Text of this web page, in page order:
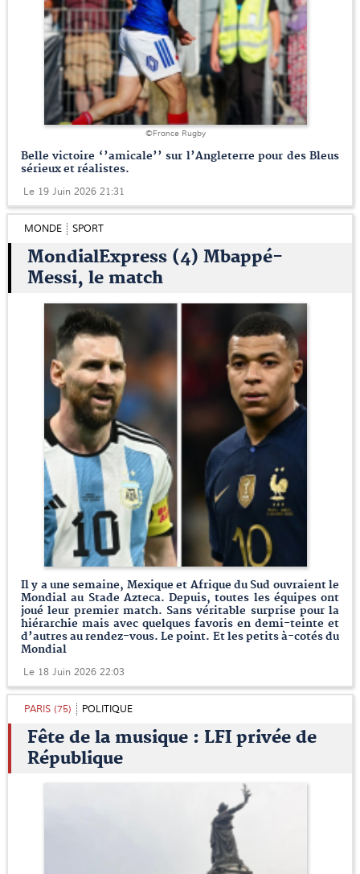
©France Rugby
Belle victoire ‘’amicale’’ sur l’Angleterre pour des Bleus
sérieux et réalistes.
Le 19 Juin 2026 21:31
MONDE SPORT
MondialExpress (4) Mbappé-
Messi, le match
Il y a une semaine, Mexique et Afrique du Sud ouvraient le
Mondial au Stade Azteca. Depuis, toutes les équipes ont
joué leur premier match. Sans véritable surprise pour la
hiérarchie mais avec quelques favoris en demi-teinte et
d’autres au rendez-vous. Le point. Et les petits à-cotés du
Mondial
Le 18 Juin 2026 22:03
PARIS (75) POLITIQUE
Fête de la musique : LFI privée de
République